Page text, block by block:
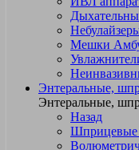
Мешки
Энтеральные,
Энтеральные,
Назад
Шприцевые